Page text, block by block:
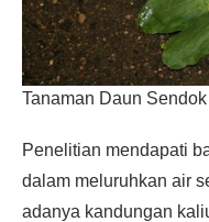
Tanaman Daun
Penelitian mendapati
dalam meluruhkan air
adanya kandungan